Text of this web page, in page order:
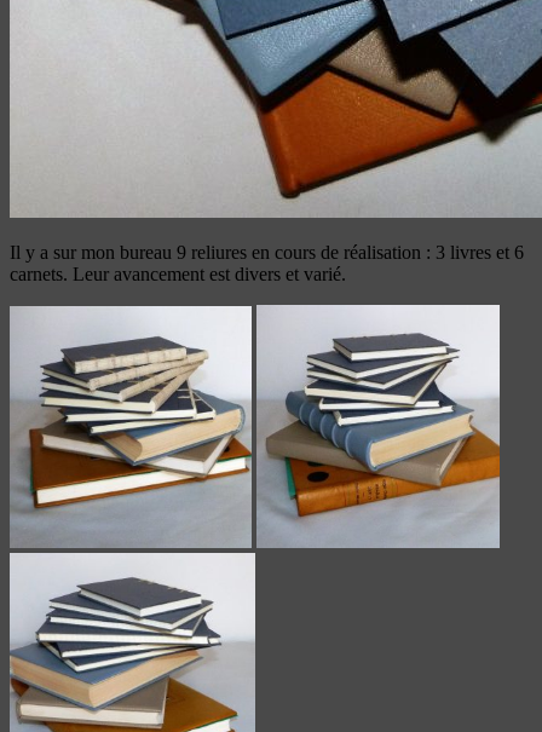
Il y a sur mon bureau 9 reliures en cours de réalisation : 3 livres et 6
carnets. Leur avancement est divers et varié.